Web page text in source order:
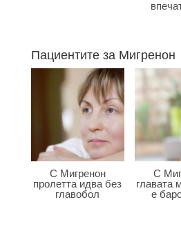
Пациентите за Мигренон
С Мигренон
пролетта идва без
главобол
С
главата
е